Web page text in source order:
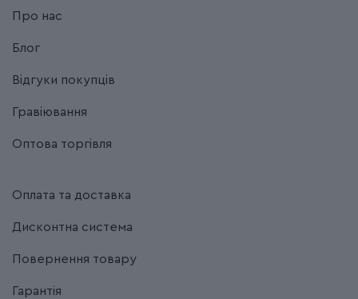
Про нас
Блог
Відгуки покупців
Гравіювання
Оптова торгівля
Оплата та доставка
Дисконтна система
Повернення товару
Гарантія